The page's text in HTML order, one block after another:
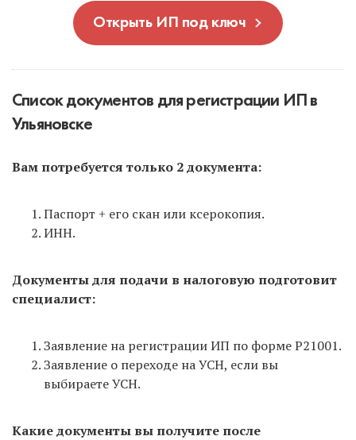
Открыть ИП под ключ
Список документов для регистрации ИП в
Ульяновске
Вам потребуется только 2 документа:
Паспорт + его скан или ксерокопия.
ИНН.
Документы для подачи в налоговую подготовит
специалист:
Заявление на регистрации ИП по форме Р21001.
Заявление о переходе на УСН, если вы
выбираете УСН.
Какие документы вы получите после